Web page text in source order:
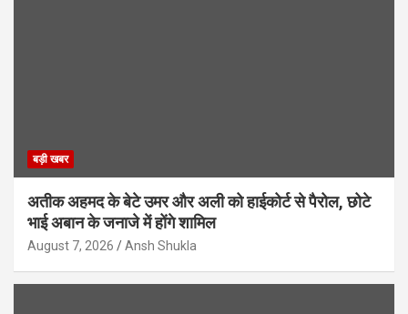
बड़ी खबर
अतीक अहमद के बेटे उमर और अली को हाईकोर्ट से पैरोल, छोटे
भाई अबान के जनाजे में होंगे शामिल
August 7, 2026 Ansh Shukla